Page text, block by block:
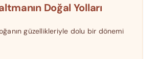
Doğal Yolları
güzellikleriyle dolu bir dönemi